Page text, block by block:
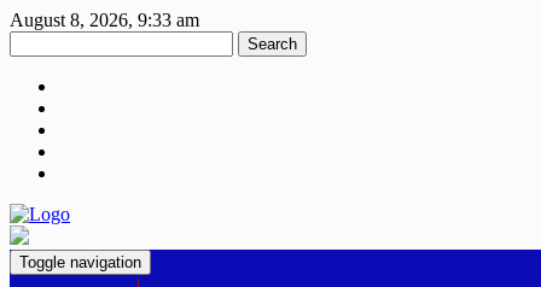
August 8, 2026, 9:33 am
Search
Toggle navigation